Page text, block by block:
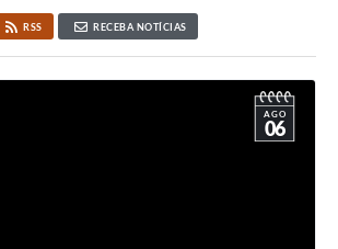
RSS RECEBA NOTÍCIAS
AGO
06